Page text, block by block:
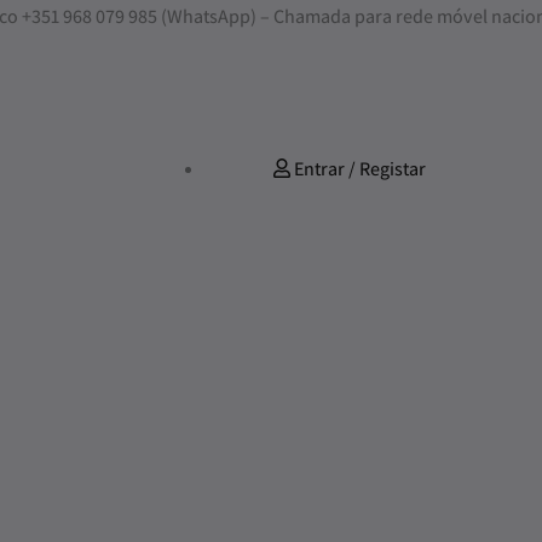
+351 968 079 985 (WhatsApp) – Chamada para rede móvel
Entrar / Registar
Quantidade